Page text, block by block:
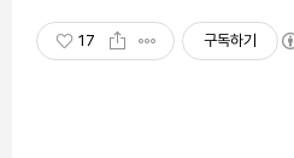
17 구독하기